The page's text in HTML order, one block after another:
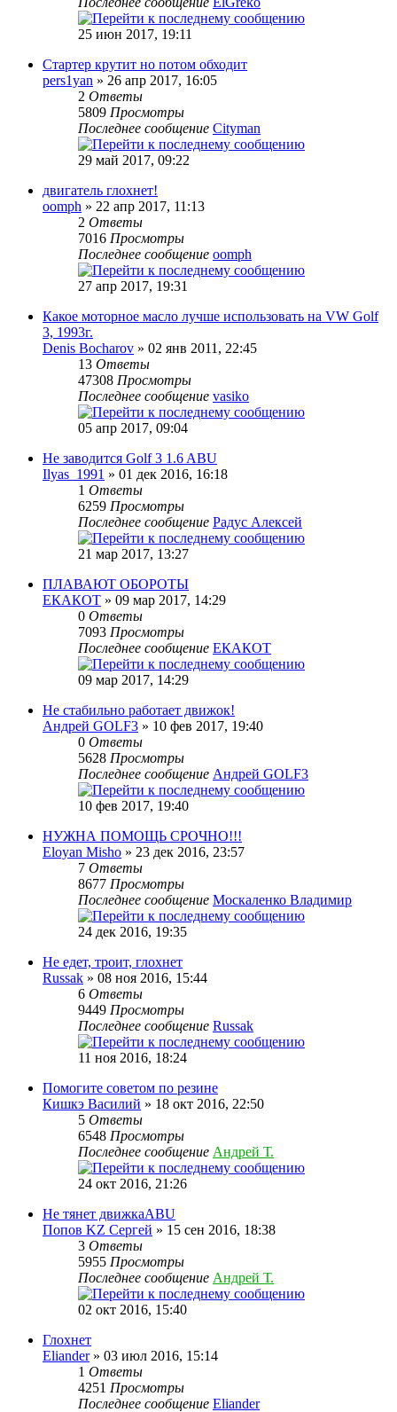
25 июн 2017, 19:11
Стартер крутит но потом обходит
pers1yan » 26 апр 2017, 16:05
2 Ответы
5809 Просмотры
Последнее сообщение Cityman
29 май 2017, 09:22
двигатель глохнет!
oomph » 22 апр 2017, 11:13
2 Ответы
7016 Просмотры
Последнее сообщение oomph
27 апр 2017, 19:31
Какое моторное масло лучше использовать на VW Golf
3, 1993г.
Denis Bocharov » 02 янв 2011, 22:45
13 Ответы
47308 Просмотры
Последнее сообщение vasiko
05 апр 2017, 09:04
Не заводится Golf 3 1.6 ABU
Ilyas_1991 » 01 дек 2016, 16:18
1 Ответы
6259 Просмотры
Последнее сообщение Радус Алексей
21 мар 2017, 13:27
ПЛАВАЮТ ОБОРОТЫ
ЕКАКОТ » 09 мар 2017, 14:29
0 Ответы
7093 Просмотры
Последнее сообщение ЕКАКОТ
09 мар 2017, 14:29
Не стабильно работает движок!
Андрей GOLF3 » 10 фев 2017, 19:40
0 Ответы
5628 Просмотры
Последнее сообщение Андрей GOLF3
10 фев 2017, 19:40
НУЖНА ПОМОЩЬ СРОЧНО!!!
Eloyan Misho » 23 дек 2016, 23:57
7 Ответы
8677 Просмотры
Последнее сообщение Москаленко Владимир
24 дек 2016, 19:35
Не едет, троит, глохнет
Russak » 08 ноя 2016, 15:44
6 Ответы
9449 Просмотры
Последнее сообщение Russak
11 ноя 2016, 18:24
Помогите советом по резине
Кишкэ Василий » 18 окт 2016, 22:50
5 Ответы
6548 Просмотры
Последнее сообщение Андрей Т.
24 окт 2016, 21:26
Не тянет движкаABU
Попов KZ Сергей » 15 сен 2016, 18:38
3 Ответы
5955 Просмотры
Последнее сообщение Андрей Т.
02 окт 2016, 15:40
Глохнет
Eliander» 03 июл 2016, 15:14
1 Ответы
4251 Просмотры
Последнее сообщение Eliander